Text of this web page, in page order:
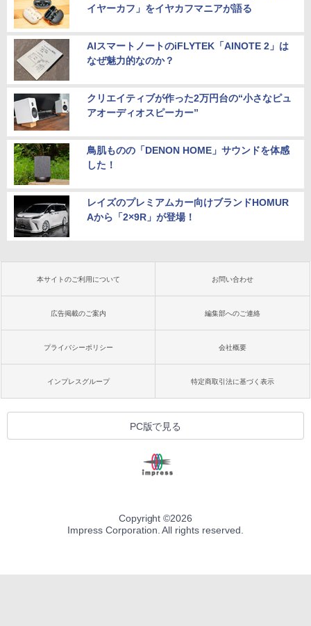
イヤーカフ」をイヤカフマニアが語る
AIスマートノートのiFLYTEK「AINOTE 2」は
なぜ魅力的なのか？
クリエイティブが作った2万円台の“小さなピュ
アオーディオスピーカー”
鳥肌ものの「DENON HOME」サウンドを体感
した！
レイズのプレミアムカー向けブランドHOMUR
Aから「2×9R」が登場！
本サイトのご利用について お問い合わせ
広告掲載のご案内 編集部へのご連絡
プライバシーポリシー 会社概要
インプレスグループ 特定商取引法に基づく表示
PC版で見る
Copyright ©2026
Impress Corporation. All rights reserved.